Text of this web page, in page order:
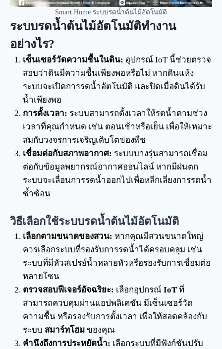
Smart Home ระบบรดน้ำต้นไม้อัตโนมัติ
ระบบรดน้ำต้นไม้อัตโนมัติทำงาน
อย่างไร?
เซ็นเซอร์วัดความชื้นในดิน: อุปกรณ์ IoT นี้ช่วยตรวจ
สอบว่าดินมีความชื้นเพียงพอหรือไม่ หากดินแห้ง
ระบบจะเปิดการรดน้ำอัตโนมัติ และปิดเมื่อดินได้รับ
น้ำเพียงพอ
การตั้งเวลา: ระบบสามารถตั้งเวลาให้รดน้ำตามช่วง
เวลาที่คุณกำหนด เช่น ตอนเช้าหรือเย็น เพื่อให้เหมาะ
สมกับวงจรการเจริญเติบโตของพืช
เชื่อมต่อกับสภาพอากาศ: ระบบบางรุ่นสามารถเชื่อม
ต่อกับข้อมูลพยากรณ์อากาศออนไลน์ หากมีฝนตก
ระบบจะเลื่อนการรดน้ำออกไปเพื่อหลีกเลี่ยงการรดน้ำ
ซ้ำซ้อน
วิธีเลือกใช้ระบบรดน้ำต้นไม้อัตโนมัติ
เลือกตามขนาดของสวน: หากคุณมีสวนขนาดใหญ่
ควรเลือกระบบที่รองรับการรดน้ำได้ครอบคลุม เช่น
ระบบที่มีหัวสเปรย์น้ำหลายหัวหรือรองรับการเชื่อมต่อ
หลายโซน
ตรวจสอบฟีเจอร์อัจฉริยะ: เลือกอุปกรณ์ IoTที่
สามารถควบคุมผ่านแอปพลิเคชัน มีเซ็นเซอร์วัด
ความชื้น หรือรองรับการตั้งเวลา เพื่อให้สอดคล้องกับ
ระบบ สมาร์ทโฮมของคุณ
คำนึงถึงการประหยัดน้ำ: เลือกระบบที่มีฟังก์ชันปรับ